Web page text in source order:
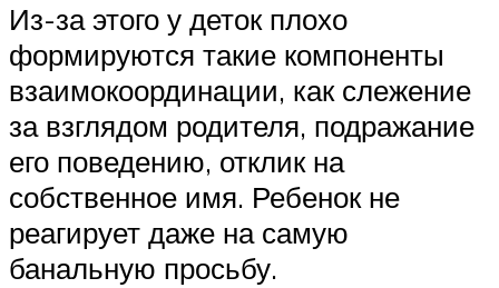
Из-за этого у деток плохо
формируются такие компоненты
взаимокоординации, как слежение
за взглядом родителя, подражание
его поведению, отклик на
собственное имя. Ребенок не
реагирует даже на самую
банальную просьбу.